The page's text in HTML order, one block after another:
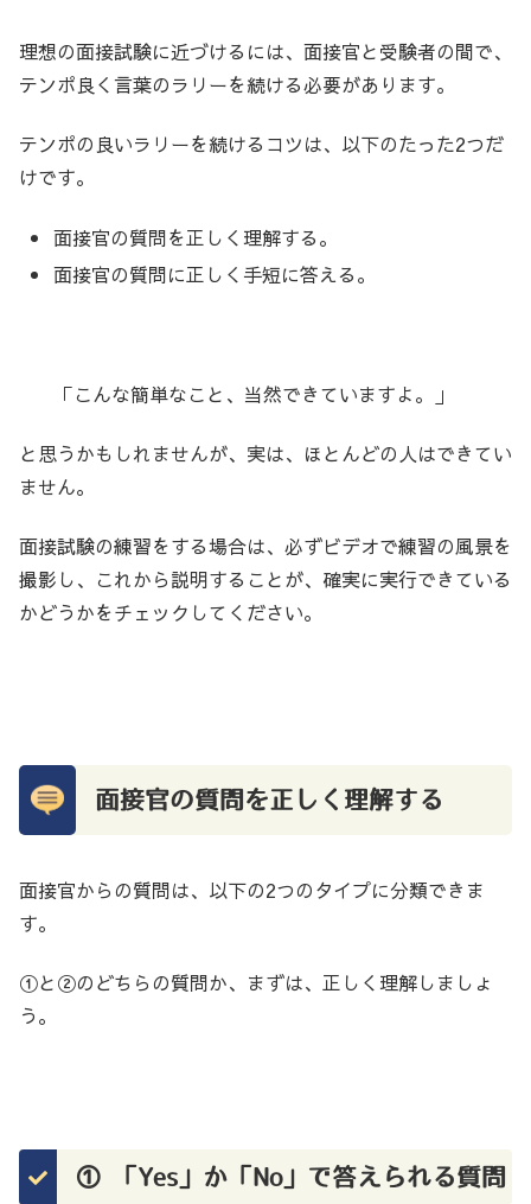
理想の面接試験に近づけるには、面接官と受験者の間で、
テンポ良く言葉のラリーを続ける必要があります。
テンポの良いラリーを続けるコツは、以下のたった2つだ
けです。
面接官の質問を正しく理解する。
面接官の質問に正しく手短に答える。
「こんな簡単なこと、当然できていますよ。」
と思うかもしれませんが、実は、ほとんどの人はできてい
ません。
面接試験の練習をする場合は、必ずビデオで練習の風景を
撮影し、これから説明することが、確実に実行できている
かどうかをチェックしてください。
面接官の質問を正しく理解する
面接官からの質問は、以下の2つのタイプに分類できま
す。
①と②のどちらの質問か、まずは、正しく理解しましょ
う。
① 「Yes」か「No」で答えられる質問